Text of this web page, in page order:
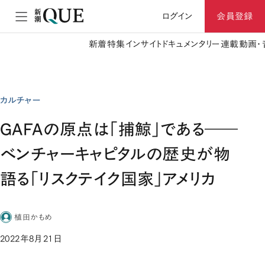
ログイン 会員登録
新着特集 インサイト ドキュメンタリー 連載動画
カルチャー
GAFAの原点は「捕鯨」である――
ベンチャーキャピタルの歴史が物
語る「リスクテイク国家」アメリカ
植田かもめ
2022年8月21日